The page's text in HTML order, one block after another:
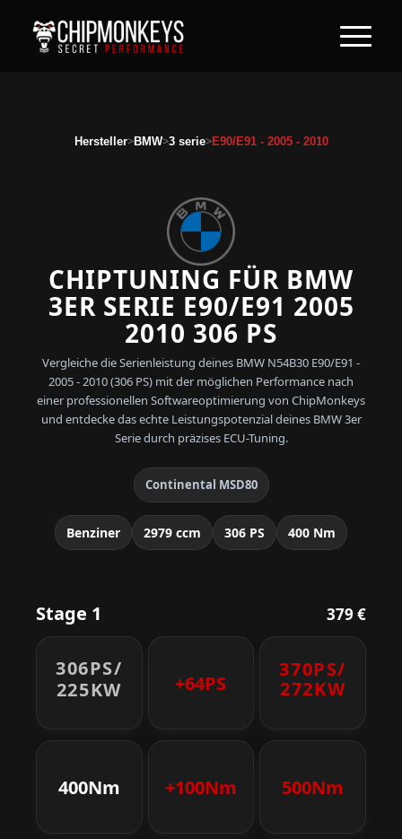
Hersteller>BMW>3 serie>E90/E91 - 2005 - 2010
CHIPTUNING FÜR BMW
3ER SERIE E90/E91 2005
2010 306 PS
Vergleiche die Serienleistung deines BMW N54B30 E90/E91 -
2005 - 2010 (306 PS) mit der möglichen Performance nach
einer professionellen Softwareoptimierung von ChipMonkeys
und entdecke das echte Leistungspotenzial deines BMW 3er
Serie durch präzises ECU-Tuning.
Continental MSD80
Benziner 2979 ccm 306 PS 400 Nm
Stage 1 379 €
306PS/
225KW
+64PS
370PS/
272KW
400Nm +100Nm 500Nm